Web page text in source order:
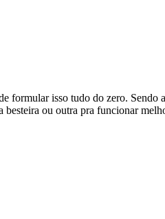
formular isso tudo do zero.
besteira ou outra pra funcionar